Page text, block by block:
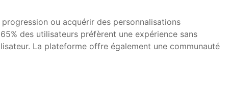
ou acquérir des personnalisations
des utilisateurs préfèrent une expérience sans
La plateforme offre également une communauté